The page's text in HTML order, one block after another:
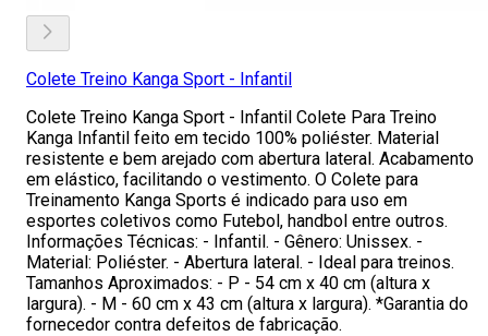
Colete Treino Kanga Sport - Infantil
Colete Treino Kanga Sport - Infantil Colete Para Treino
Kanga Infantil feito em tecido 100% poliéster. Material
resistente e bem arejado com abertura lateral. Acabamento
em elástico, facilitando o vestimento. O Colete para
Treinamento Kanga Sports é indicado para uso em
esportes coletivos como Futebol, handbol entre outros.
Informações Técnicas: - Infantil. - Gênero: Unissex. -
Material: Poliéster. - Abertura lateral. - Ideal para treinos.
Tamanhos Aproximados: - P - 54 cm x 40 cm (altura x
largura). - M - 60 cm x 43 cm (altura x largura). *Garantia do
fornecedor contra defeitos de fabricação.